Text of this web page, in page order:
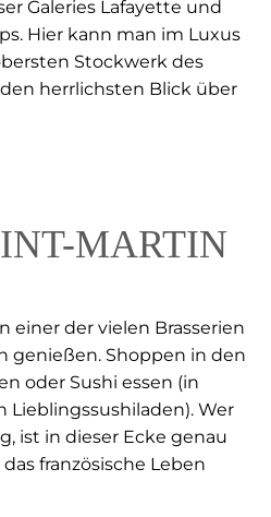
Galeries Lafayette und
Hier kann man im Luxus
Stockwerk des
herrlichsten Blick über
MARTIN
einer der vielen Brasserien
genießen. Shoppen in den
oder Sushi essen (in
Lieblingssushiladen). Wer
ist in dieser Ecke genau
französische Leben